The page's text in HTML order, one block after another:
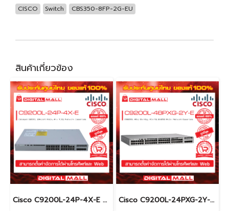
CISCO Switch CBS350-8FP-2G-EU
สินค้าเกี่ยวข้อง
Cisco C9200L-24P-4X-E อุปกรณ์ขยายสัญญาณ (Gigabit Switch Hub) Cisco C9200L-24PXG-2Y-E อุปกรณ์ขยายสัญญาณ (Gigabit Switch Hub)